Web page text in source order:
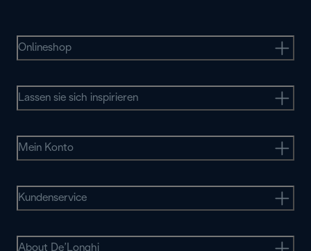
Onlineshop
Lassen sie sich inspirieren
Mein Konto
Kundenservice
About De’Longhi